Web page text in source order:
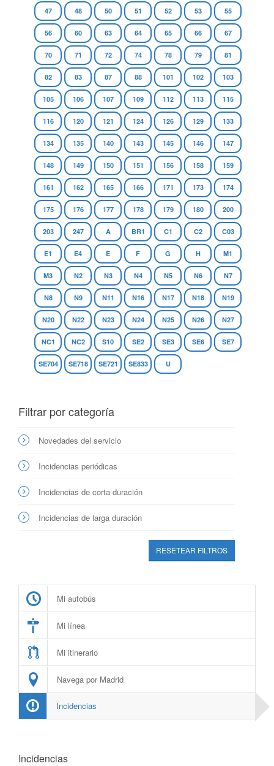
47 48 50 51 52 53 55
56 60 63 64 65 66 67
70 71 72 74 78 79 81
82 83 87 88 101 102 103
105 106 107 109 112 113 115
116 120 121 124 126 129 133
134 135 140 143 145 146 147
148 149 150 151 156 158 159
161 162 165 166 171 173 174
175 176 177 178 179 180 200
203 247 A BR1 C1 C2 C03
E1 E4 E F G H M1
M3 N2 N3 N4 N5 N6 N7
N8 N9 N11 N16 N17 N18 N19
N20 N22 N23 N24 N25 N26 N27
NC1 NC2 S10 SE2 SE3 SE6 SE7
SE704 SE718 SE721 SE833 U
Filtrar por categoría
Novedades del servicio
Incidencias periódicas
Incidencias de corta duración
Incidencias de larga duración
RESETEAR FILTROS
Mi autobús
Mi línea
Mi itinerario
Navega por Madrid
Incidencias
Incidencias